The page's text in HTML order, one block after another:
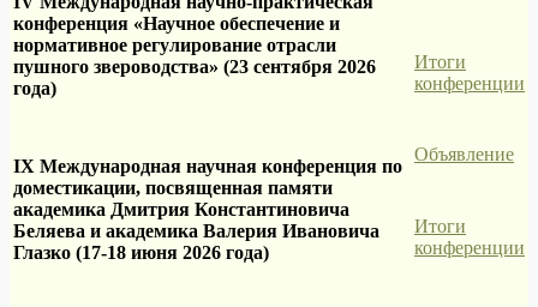
конференция «Научное обеспечение и
нормативное регулирование отрасли
пушного звероводства» (23 сентября 2026
года)
Итоги
конференции
IX Международная научная конференция по
доместикации, посвященная памяти
академика Дмитрия Константиновича
Беляева и академика Валерия Ивановича
Глазко (17-18 июня 2026 года)
Объявление
Итоги
конференции